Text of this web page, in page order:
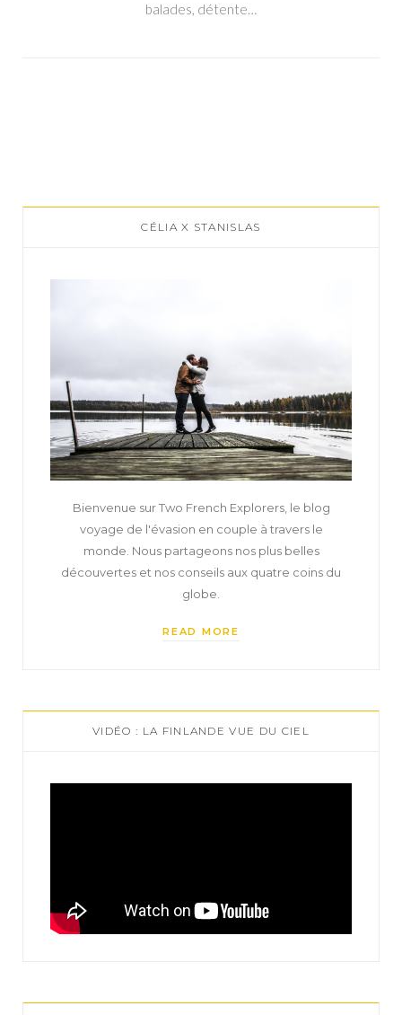
balades, détente…
CÉLIA X STANISLAS
Bienvenue sur Two French Explorers, le blog
voyage de l'évasion en couple à travers le
monde. Nous partageons nos plus belles
découvertes et nos conseils aux quatre coins du
globe.
READ MORE
VIDÉO : LA FINLANDE VUE DU CIEL